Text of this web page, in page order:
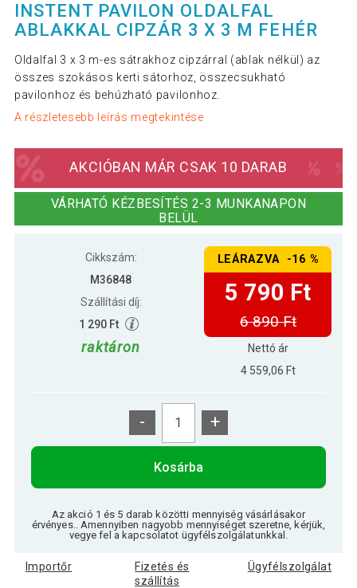
INSTENT PAVILON OLDALFAL
ABLAKKAL CIPZÁR 3 X 3 M FEHÉR
Oldalfal 3 x 3 m-es sátrakhoz cipzárral (ablak nélkül) az
összes szokásos kerti sátorhoz, összecsukható
pavilonhoz és behúzható pavilonhoz.
A részletesebb leírás megtekintése
AKCIÓBAN MÁR CSAK 10 DARAB
VÁRHATÓ KÉZBESÍTÉS 2-3 MUNKANAPON
BELÜL
Cikkszám:
M36848
Szállítási díj:
1 290 Ft
raktáron
LEÁRAZVA -16 %
5 790 Ft
6 890 Ft
Nettó ár
4 559,06 Ft
- +
Kosárba
Az akció 1 és 5 darab közötti mennyiség vásárlásakor
érvényes.. Amennyiben nagyobb mennyiséget szeretne, kérjük,
vegye fel a kapcsolatot ügyfélszolgálatunkkal.
Importőr
Fizetés és
szállítás
Ügyfélszolgálat